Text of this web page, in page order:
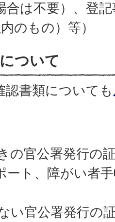
合は不要）、登
のもの）等）
ついて
認書類についても
の官公署発行の
ート、障がい者
い官公署発行の